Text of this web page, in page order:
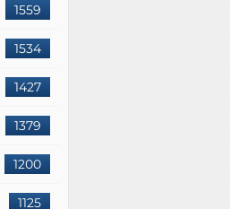
1559
1534
1427
1379
1200
1125